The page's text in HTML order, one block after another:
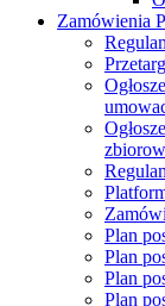
Zamówienia
Plan
Plan
Plan
Plan